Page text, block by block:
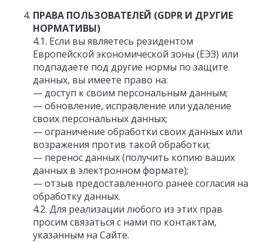
ПРАВА ПОЛЬЗОВАТЕЛЕЙ (GDPR И ДРУГИЕ
НОРМАТИВЫ)
4.1. Если вы являетесь резидентом
Европейской экономической зоны (ЕЭЗ) или
подпадаете под другие нормы по защите
данных, вы имеете право на:
— доступ к своим персональным данным;
— обновление, исправление или удаление
своих персональных данных;
— ограничение обработки своих данных или
возражения против такой обработки;
— перенос данных (получить копию ваших
данных в электронном формате);
— отзыв предоставленного ранее согласия на
обработку данных.
4.2. Для реализации любого из этих прав
просим связаться с нами по контактам,
указанным на Сайте.